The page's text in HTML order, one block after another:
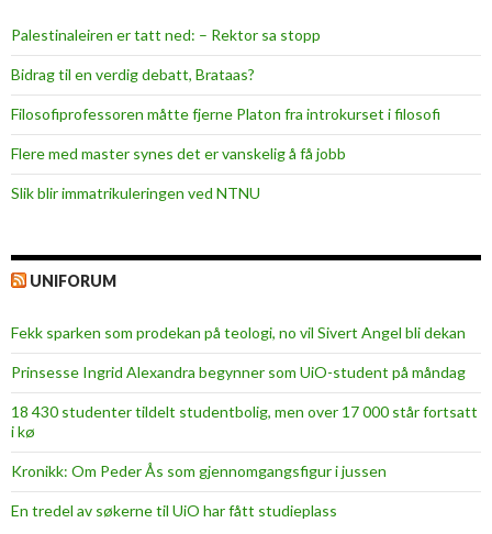
Palestinaleiren er tatt ned: – Rektor sa stopp
Bidrag til en verdig debatt, Brataas?
Filosofiprofessoren måtte fjerne Platon fra introkurset i filosofi
Flere med master synes det er vanskelig å få jobb
Slik blir immatrikuleringen ved NTNU
UNIFORUM
Fekk sparken som prodekan på teologi, no vil Sivert Angel bli dekan
Prinsesse Ingrid Alexandra begynner som UiO-student på måndag
18 430 studenter tildelt studentbolig, men over 17 000 står fortsatt
i kø
Kronikk: Om Peder Ås som gjennomgangsfigur i jussen
En tredel av søkerne til UiO har fått studieplass